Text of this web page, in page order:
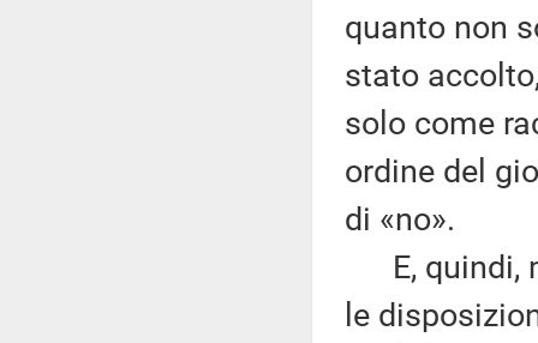
quanto non
stato
solo come
ordine del
di «no».
E, quindi,
le